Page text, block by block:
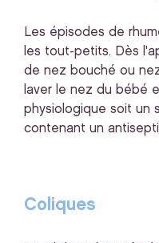
Les épisodes de
les tout-petits. Dès
de nez bouché ou
laver le nez du bébé
physiologique soit un
contenant un
Coliques